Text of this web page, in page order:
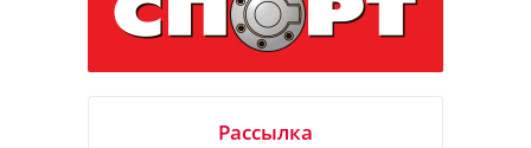
Рассылка